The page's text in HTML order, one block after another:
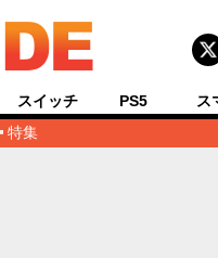
特集
スイッチ PS5 ス